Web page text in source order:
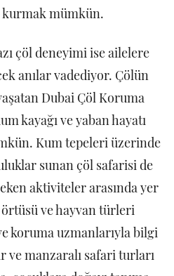
kurmak mümkün.
çöl deneyimi ise ailelere
anılar vadediyor. Çölün
Dubai Çöl Koruma
kayağı ve yaban hayatı
Kum tepeleri üzerinde
sunan çöl safarisi de
aktiviteler arasında yer
ve hayvan türleri
koruma uzmanlarıyla bilgi
manzaralı safari turları